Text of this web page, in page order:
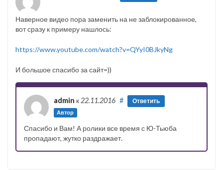
Наверное видео пора заменить на не заблокированное,
вот сразу к примеру нашлось:
https://www.youtube.com/watch?v=QYyI0BJkyNg
И большое спасибо за сайт=))
admin к 22.11.2016
Автор
# Ответить
Спасибо и Вам! А ролики все время с Ю-Тьюба
пропадают, жутко раздражает.